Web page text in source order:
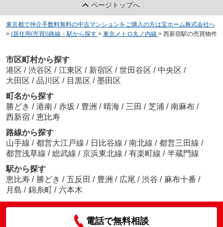
ページトップへ
東京都で仲介手数料無料の中古マンションをご購入の方は宝ホーム株式会社へ
> (居住用(売買))路線・駅から探す > 東京メトロ丸ノ内線 > 西新宿駅の売買物件
市区町村から探す
港区 / 渋谷区 / 江東区 / 新宿区 / 世田谷区 / 中央区 /
大田区 / 品川区 / 目黒区 / 墨田区
町名から探す
勝どき / 港南 / 赤坂 / 豊洲 / 晴海 / 三田 / 芝浦 / 南麻布 /
西新宿 / 恵比寿
路線から探す
山手線 / 都営大江戸線 / 日比谷線 / 南北線 / 都営三田線 /
都営浅草線 / 総武線 / 京浜東北線 / 有楽町線 / 半蔵門線
駅から探す
恵比寿 / 勝どき / 五反田 / 豊洲 / 広尾 / 渋谷 / 麻布十番 /
月島 / 錦糸町 / 六本木
電話で無料相談